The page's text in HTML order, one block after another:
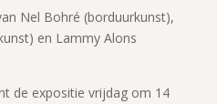
Nel Bohré (borduurkunst),
en Lammy Alons
de expositie vrijdag om 14